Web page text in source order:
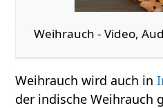
Weihrauch‏‎ -
Weihrauch wird auch in
der indische Weihrauch